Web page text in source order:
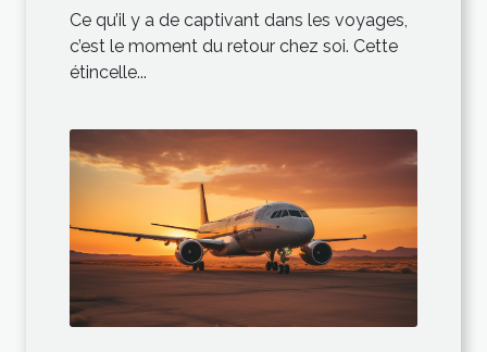
Ce qu’il y a de captivant dans les voyages,
c’est le moment du retour chez soi. Cette
étincelle...